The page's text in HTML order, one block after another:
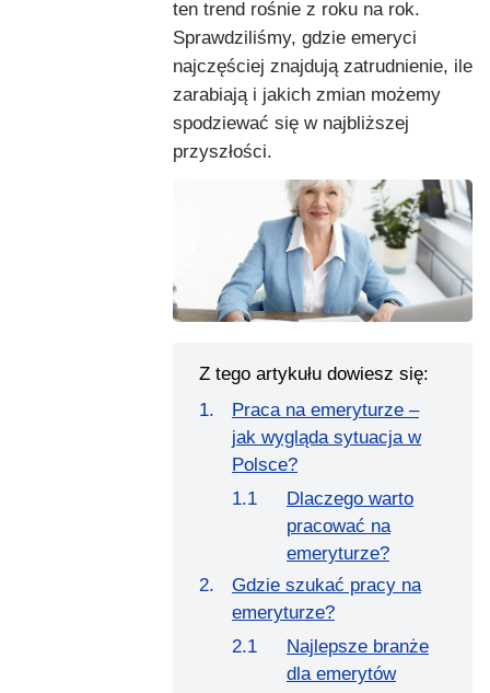
ten trend rośnie z roku na rok.
Sprawdziliśmy, gdzie emeryci
najczęściej znajdują zatrudnienie, ile
zarabiają i jakich zmian możemy
spodziewać się w najbliższej
przyszłości.
Z tego artykułu dowiesz się:
Praca na emeryturze –
jak wygląda sytuacja w
Polsce?
Dlaczego warto
pracować na
emeryturze?
Gdzie szukać pracy na
emeryturze?
Najlepsze branże
dla emerytów